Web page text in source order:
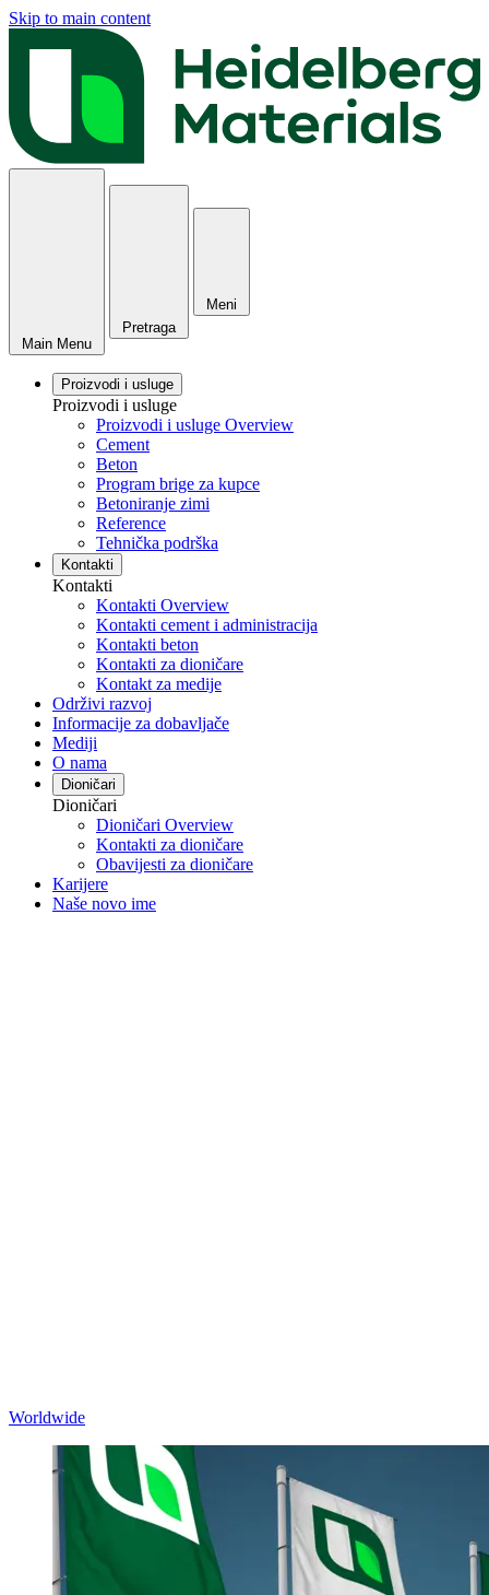
Skip to main content
Main Menu
Pretraga
Meni
Proizvodi i usluge
Proizvodi i usluge
Proizvodi i usluge Overview
Cement
Beton
Program brige za kupce
Betoniranje zimi
Reference
Tehnička podrška
Kontakti
Kontakti
Kontakti Overview
Kontakti cement i administracija
Kontakti beton
Kontakti za dioničare
Kontakt za medije
Održivi razvoj
Informacije za dobavljače
Mediji
O nama
Dioničari
Dioničari
Dioničari Overview
Kontakti za dioničare
Obavijesti za dioničare
Karijere
Naše novo ime
Worldwide